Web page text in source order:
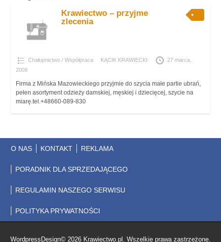
Krawiectwo – przyjme
zlecenia
Chałupnictwo / Współpraca KĄCIK KRAWIECKI
27 marca,
2008
Firma z Mińska Mazowieckiego przyjmie do szycia małe partie ubrań,
pełen asortyment odzieży damskiej, męskiej i dziecięcej, szycie na
miarę.tel.+48660-089-830
O NAS KONTAKT REKLAMA
PORADNIK DLA SPRZEDAJĄCEGO
REGULAMIN NASZEGO SERWISU
POLITYKA PRYWATNOŚCI
WordpressDesign© 2026 Krawiectwo.pl. Wszelkie prawa zastrzeżone.